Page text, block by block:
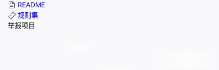
README
规则集
举报项目